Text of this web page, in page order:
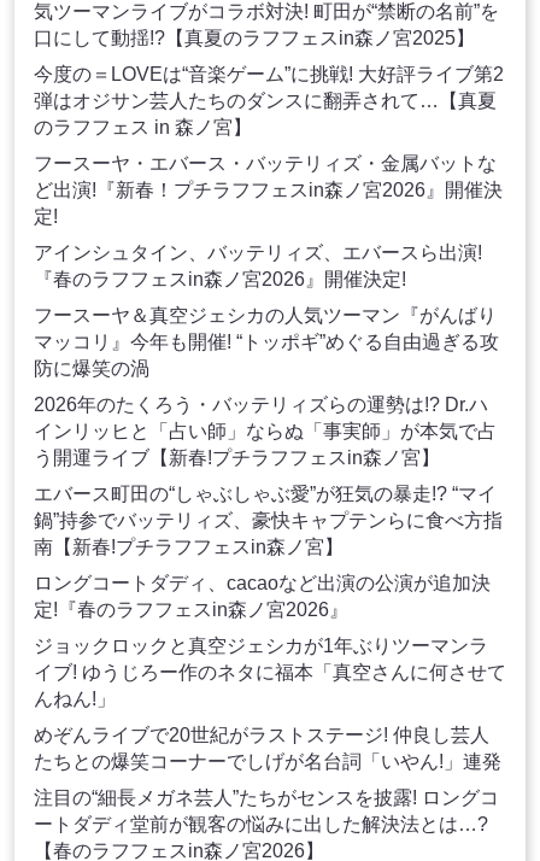
気ツーマンライブがコラボ対決! 町田が“禁断の名前”を
口にして動揺!?【真夏のラフフェスin森ノ宮2025】
今度の＝LOVEは“音楽ゲーム”に挑戦! 大好評ライブ第2
弾はオジサン芸人たちのダンスに翻弄されて…【真夏
のラフフェス in 森ノ宮】
フースーヤ・エバース・バッテリィズ・金属バットな
ど出演!『新春！プチラフフェスin森ノ宮2026』開催決
定!
アインシュタイン、バッテリィズ、エバースら出演!
『春のラフフェスin森ノ宮2026』開催決定!
フースーヤ＆真空ジェシカの人気ツーマン『がんばり
マッコリ』今年も開催! “トッポギ”めぐる自由過ぎる攻
防に爆笑の渦
2026年のたくろう・バッテリィズらの運勢は!? Dr.ハ
インリッヒと「占い師」ならぬ「事実師」が本気で占
う開運ライブ【新春!プチラフフェスin森ノ宮】
エバース町田の“しゃぶしゃぶ愛”が狂気の暴走!? “マイ
鍋”持参でバッテリィズ、豪快キャプテンらに食べ方指
南【新春!プチラフフェスin森ノ宮】
ロングコートダディ、cacaoなど出演の公演が追加決
定!『春のラフフェスin森ノ宮2026』
ジョックロックと真空ジェシカが1年ぶりツーマンラ
イブ! ゆうじろー作のネタに福本「真空さんに何させて
んねん!」
めぞんライブで20世紀がラストステージ! 仲良し芸人
たちとの爆笑コーナーでしげが名台詞「いやん!」連発
注目の“細長メガネ芸人”たちがセンスを披露! ロングコ
ートダディ堂前が観客の悩みに出した解決法とは…?
【春のラフフェスin森ノ宮2026】